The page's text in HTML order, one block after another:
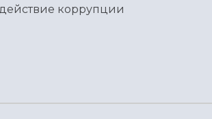
коррупции